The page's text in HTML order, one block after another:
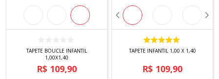
TAPETE BOUCLE INFANTIL
1,00X1,40
R$ 109,90
TAPETE INFANTIL 1,00 X 1,40
R$ 109,90